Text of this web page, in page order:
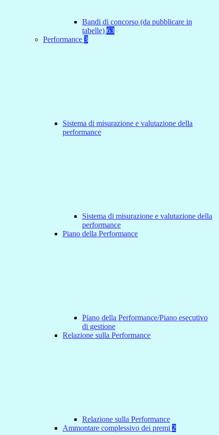
Bandi di concorso (da pubblicare in
tabelle) 63
Performance 3
Sistema di misurazione e valutazione della
performance
Sistema di misurazione e valutazione della
performance
Piano della Performance
Piano della Performance/Piano esecutivo
di gestione
Relazione sulla Performance
Relazione sulla Performance
Ammontare complessivo dei premi 2